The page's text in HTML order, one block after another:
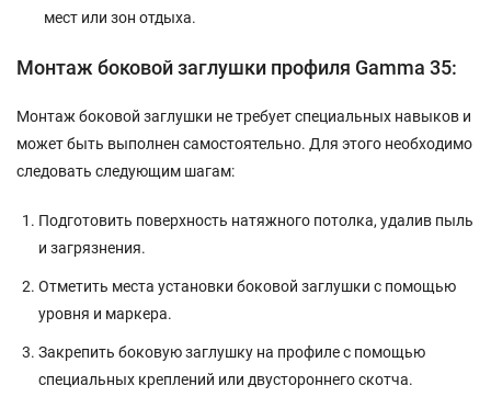
мест или зон отдыха.
Монтаж боковой заглушки профиля Gamma 35:
Монтаж боковой заглушки не требует специальных навыков и
может быть выполнен самостоятельно. Для этого необходимо
следовать следующим шагам:
Подготовить поверхность натяжного потолка, удалив пыль
и загрязнения.
Отметить места установки боковой заглушки с помощью
уровня и маркера.
Закрепить боковую заглушку на профиле с помощью
специальных креплений или двустороннего скотча.